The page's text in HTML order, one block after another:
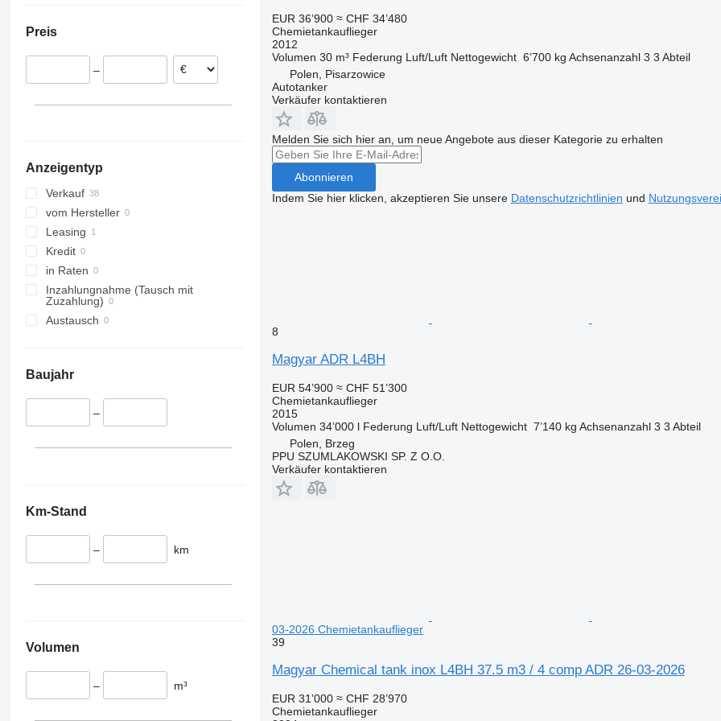
Slowakei
Rumänien
Preis
–
Anzeigentyp
Verkauf
vom Hersteller
Leasing
Kredit
in Raten
Inzahlungnahme (Tausch mit
Zuzahlung)
Austausch
Baujahr
–
Km-Stand
– km
Volumen
– m³
EUR 36’900 ≈ CHF 34’480
Chemietankauflieger
2012
Volumen 30 m³ Federung Luft/Luft Nettogewicht 6’700 kg Achsenanzahl 3 3 Abteil
Polen, Pisarzowice
Autotanker
Verkäufer kontaktieren
Melden Sie sich hier an, um neue Angebote aus dieser Kategorie zu erhalten
Abonnieren
Indem Sie hier klicken, akzeptieren Sie unsere Datenschutzrichtlinien und
8
Magyar ADR L4BH
EUR 54’900 ≈ CHF 51’300
Chemietankauflieger
2015
Volumen 34’000 l Federung Luft/Luft Nettogewicht 7’140 kg Achsenanzahl 3 3 Abteil
Polen, Brzeg
PPU SZUMLAKOWSKI SP. Z O.O.
Verkäufer kontaktieren
03-2026 Chemietankauflieger
39
Magyar Chemical tank inox L4BH 37.5 m3 / 4 comp ADR 26-03-2026
EUR 31’000 ≈ CHF 28’970
Chemietankauflieger